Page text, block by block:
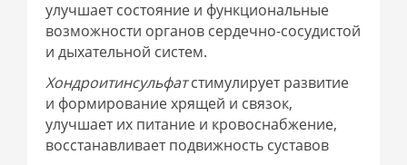
улучшает состояние и функциональные
возможности органов сердечно-сосудистой
и дыхательной систем.
Хондроитинсульфатстимулирует развитие
и формирование хрящей и связок,
улучшает их питание и кровоснабжение,
восстанавливает подвижность суставов